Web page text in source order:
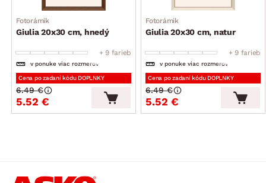
Fotorámik
Giulia 20x30 cm, hnedý
+ 9 farieb
v ponuke viac rozmerov
Cena po zadaní kódu DOPLNKY
5.52 €
6.49 €
Fotorámik
Giulia 20x30 cm, natur
+ 9 farieb
v ponuke viac rozmerov
Cena po zadaní kódu DOPLNKY
5.52 €
6.49 €